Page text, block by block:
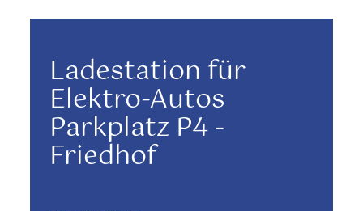
Ladestation für
Elektro-Autos
Parkplatz P4 -
Friedhof